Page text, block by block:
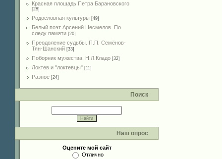
Красная площадь Петра Барановского
[28]
Родословная культуры [49]
Белый поэт Арсений Несмелов. По
следу памяти [20]
Преодоление судьбы. П.П. Семёнов-
Тян-Шанский [33]
Поборник мужества. Н.Л.Кладо [32]
Локтев и "локтевцы" [11]
Разное [24]
Поиск
Наш опрос
Оцените мой сайт
Отлично